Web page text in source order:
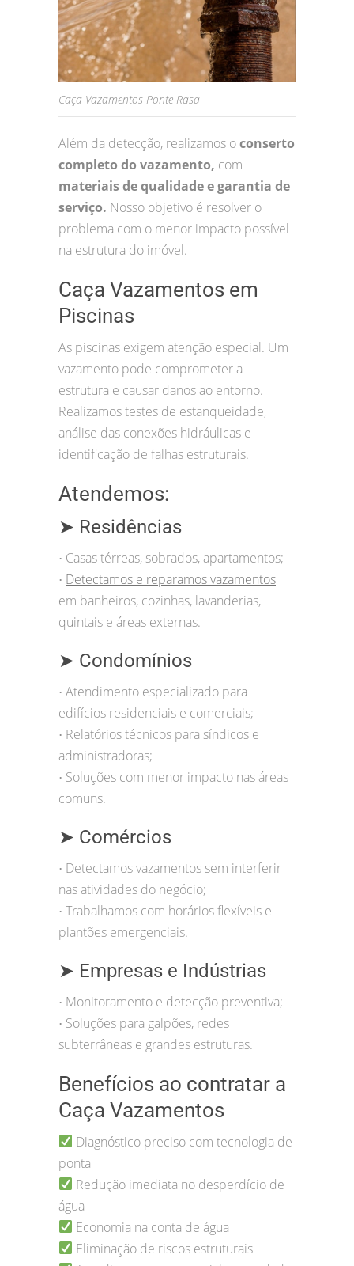
Caça Vazamentos Ponte Rasa
Além da detecção, realizamos oconserto
completo do vazamento, com
materiais de qualidade e garantia de
serviço. Nosso objetivo é resolver o
problema com o menor impacto possível
na estrutura do imóvel.
Caça Vazamentos em
Piscinas
As piscinas exigem atenção especial. Um
vazamento pode comprometer a
estrutura e causar danos ao entorno.
Realizamos testes de estanqueidade,
análise das conexões hidráulicas e
identificação de falhas estruturais.
Atendemos:
➤ Residências
• Casas térreas, sobrados, apartamentos;
• Detectamos e reparamos vazamentos
em banheiros, cozinhas, lavanderias,
quintais e áreas externas.
➤ Condomínios
• Atendimento especializado para
edifícios residenciais e comerciais;
• Relatórios técnicos para síndicos e
administradoras;
• Soluções com menor impacto nas áreas
comuns.
➤ Comércios
• Detectamos vazamentos sem interferir
nas atividades do negócio;
• Trabalhamos com horários flexíveis e
plantões emergenciais.
➤ Empresas e Indústrias
• Monitoramento e detecção preventiva;
• Soluções para galpões, redes
subterrâneas e grandes estruturas.
Benefícios ao contratar a
Caça Vazamentos
Diagnóstico preciso com tecnologia de
ponta
Redução imediata no desperdício de
água
Economia na conta de água
Eliminação de riscos estruturais